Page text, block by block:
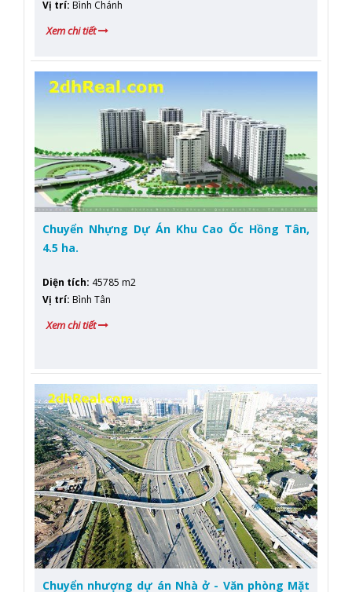
Vị trí: Bình Chánh
Xem chi tiết
Chuyển Nhựng Dự Án Khu Cao Ốc Hồng Tân,
4.5 ha.
Diện tích: 45785 m2
Vị trí: Bình Tân
Xem chi tiết
Chuyển nhượng dự án Nhà ở - Văn phòng Mặt